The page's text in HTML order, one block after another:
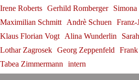
Irene Roberts Gerhild Romberger
Simona
Maximilian Schmitt
Andrè Schuen
Franz-
Klaus Florian Vogt
Alina Wunderlin
Lothar Zagrosek Georg Zeppenfeld
Tabea Zimmermann
intern